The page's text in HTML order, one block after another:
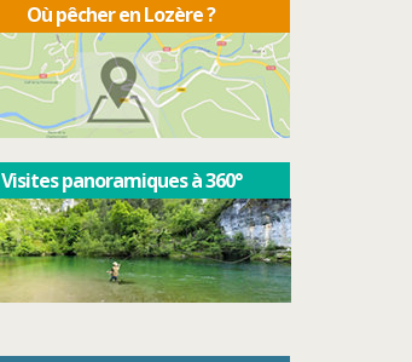
Où pêcher en Lozère ?
Visites panoramiques à 360°